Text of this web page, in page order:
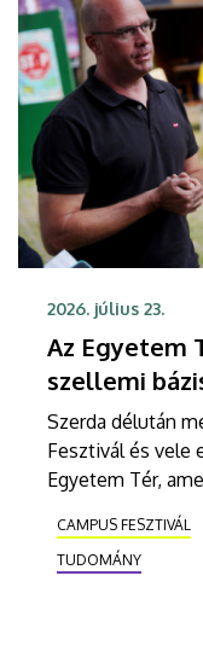
2026. július 23.
Az Egyetem
szellemi
Szerda délután
Fesztivál és vele
Egyetem Tér,
faházaknál a
színes
CAMPUS FESZTIVÁL
TUDOMÁNY